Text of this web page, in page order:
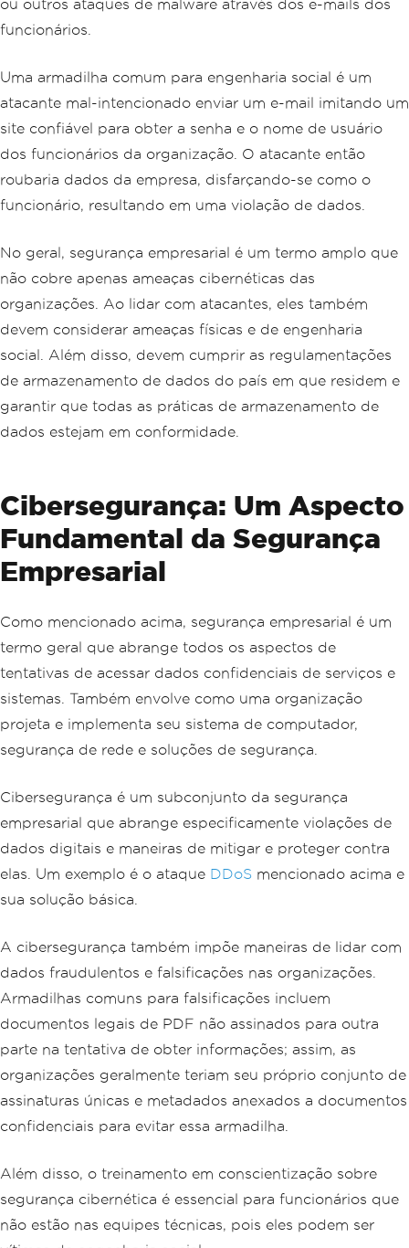
ou outros ataques de malware através dos e-mails dos
funcionários.
Uma armadilha comum para engenharia social é um
atacante mal-intencionado enviar um e-mail imitando um
site confiável para obter a senha e o nome de usuário
dos funcionários da organização. O atacante então
roubaria dados da empresa, disfarçando-se como o
funcionário, resultando em uma violação de dados.
No geral, segurança empresarial é um termo amplo que
não cobre apenas ameaças cibernéticas das
organizações. Ao lidar com atacantes, eles também
devem considerar ameaças físicas e de engenharia
social. Além disso, devem cumprir as regulamentações
de armazenamento de dados do país em que residem e
garantir que todas as práticas de armazenamento de
dados estejam em conformidade.
Cibersegurança: Um Aspecto
Fundamental da Segurança
Empresarial
Como mencionado acima, segurança empresarial é um
termo geral que abrange todos os aspectos de
tentativas de acessar dados confidenciais de serviços e
sistemas. Também envolve como uma organização
projeta e implementa seu sistema de computador,
segurança de rede e soluções de segurança.
Cibersegurança é um subconjunto da segurança
empresarial que abrange especificamente violações de
dados digitais e maneiras de mitigar e proteger contra
elas. Um exemplo é o ataque DDoS mencionado acima e
sua solução básica.
A cibersegurança também impõe maneiras de lidar com
dados fraudulentos e falsificações nas organizações.
Armadilhas comuns para falsificações incluem
documentos legais de PDF não assinados para outra
parte na tentativa de obter informações; assim, as
organizações geralmente teriam seu próprio conjunto de
assinaturas únicas e metadados anexados a documentos
confidenciais para evitar essa armadilha.
Além disso, o treinamento em conscientização sobre
segurança cibernética é essencial para funcionários que
não estão nas equipes técnicas, pois eles podem ser